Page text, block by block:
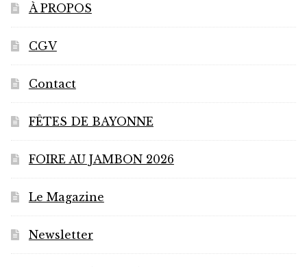
À PROPOS
CGV
Contact
FÊTES DE BAYONNE
FOIRE AU JAMBON 2026
Le Magazine
Newsletter